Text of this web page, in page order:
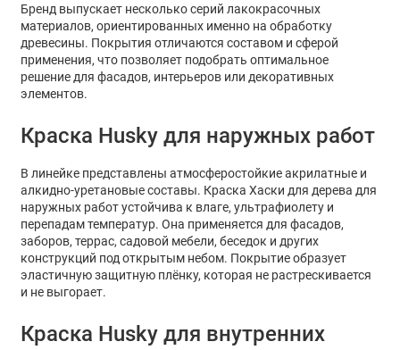
Бренд выпускает несколько серий лакокрасочных
материалов, ориентированных именно на обработку
древесины. Покрытия отличаются составом и сферой
применения, что позволяет подобрать оптимальное
решение для фасадов, интерьеров или декоративных
элементов.
Краска Husky для наружных работ
В линейке представлены атмосферостойкие акрилатные и
алкидно-уретановые составы. Краска Хаски для дерева для
наружных работустойчива к влаге, ультрафиолету и
перепадам температур. Она применяется для фасадов,
заборов, террас, садовой мебели, беседок и других
конструкций под открытым небом. Покрытие образует
эластичную защитную плёнку, которая не растрескивается
и не выгорает.
Краска Husky для внутренних